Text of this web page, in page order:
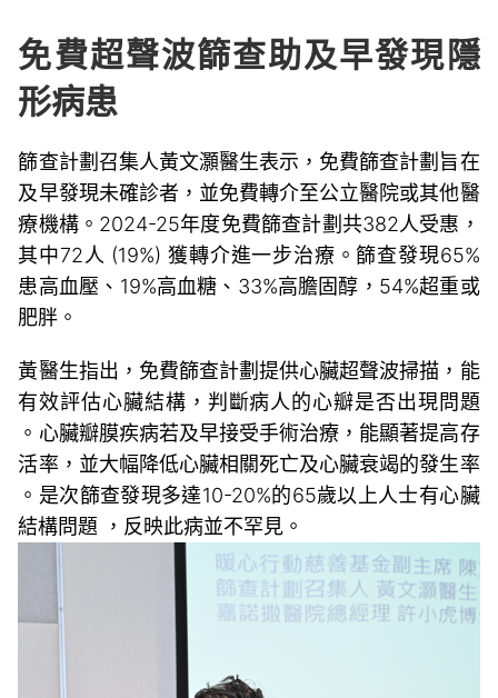
免費超聲波篩查助及早發現隱
形病患
篩查計劃召集人黃文灝醫生表示，免費篩查計劃旨在
及早發現未確診者，並免費轉介至公立醫院或其他醫
療機構。2024-25年度免費篩查計劃共382人受惠，
其中72人 (19%) 獲轉介進一步治療。篩查發現65%
患高血壓、19%高血糖、33%高膽固醇，54%超重或
肥胖。
黃醫生指出，免費篩查計劃提供心臟超聲波掃描，能
有效評估心臟結構，判斷病人的心瓣是否出現問題
。心臟瓣膜疾病若及早接受手術治療，能顯著提高存
活率，並大幅降低心臟相關死亡及心臟衰竭的發生率
。是次篩查發現多達10-20%的65歲以上人士有心臟
結構問題 ，反映此病並不罕見。